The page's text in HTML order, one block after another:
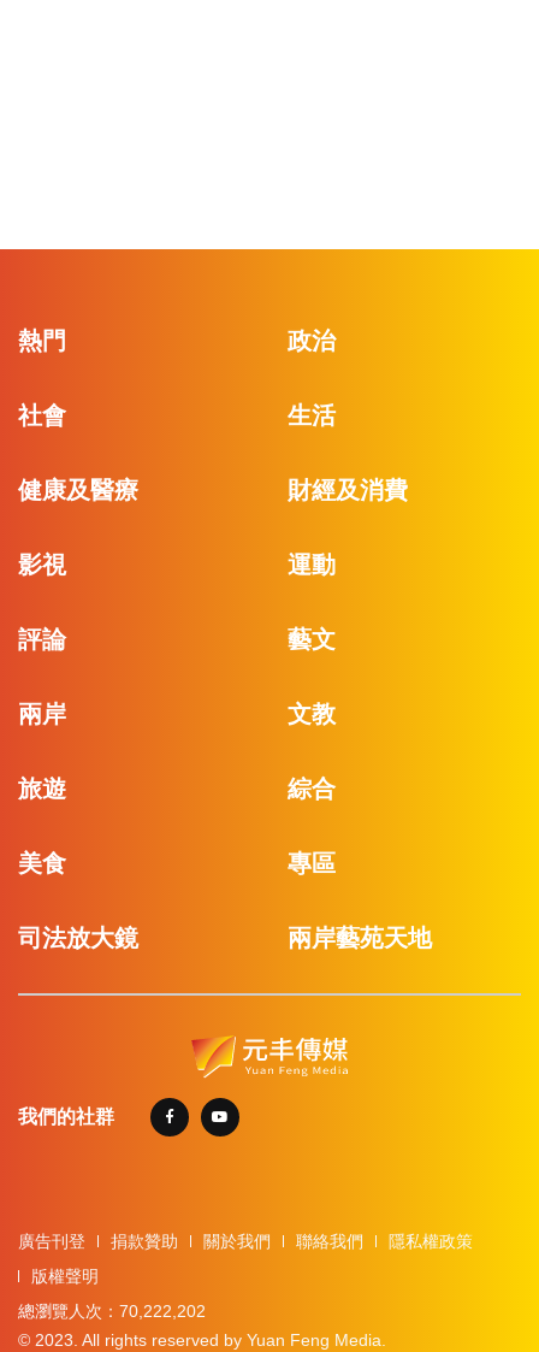
熱門 政治
社會 生活
健康及醫療 財經及消費
影視 運動
評論 藝文
兩岸 文教
旅遊 綜合
美食 專區
司法放大鏡 兩岸藝苑天地
我們的社群
廣告刊登 捐款贊助 關於我們 聯絡我們
隱私權政策
版權聲明
總瀏覽人次：70,222,202
© 2023. All rights reserved by Yuan Feng Media.